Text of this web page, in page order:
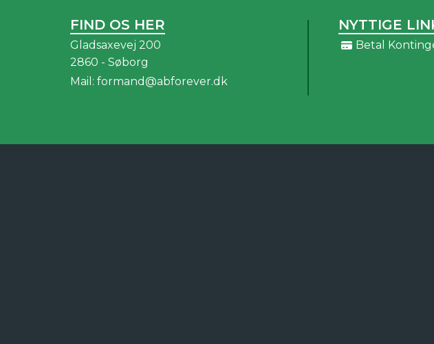
FIND OS HER
Gladsaxevej 200
2860 - Søborg
Mail: formand@abforever.dk
NYTTIGE
Betal